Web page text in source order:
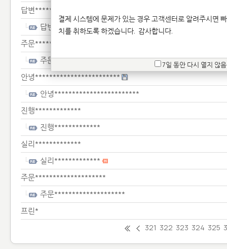
답변***********************
답변***********************
주문******************
주문******************
안녕************************
안녕************************
진행*************
진행*************
실리*************
실리*************
주문********************
주문********************
프린*
321 322 323 324 325
결제 시스템에 문제가 있는 경우 고객센터로 알려주시면
치를 취하도록 하겠습니다. 감사합니다.
7일 동안 다시 열지 않음